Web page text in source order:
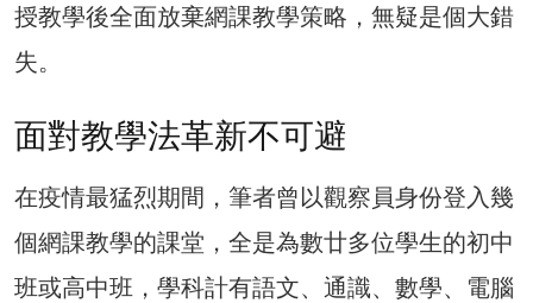
授教學後全面放棄網課教學策略，無疑是個大錯
失。
面對教學法革新不可避
在疫情最猛烈期間，筆者曾以觀察員身份登入幾
個網課教學的課堂，全是為數廿多位學生的初中
班或高中班，學科計有語文、通識、數學、電腦